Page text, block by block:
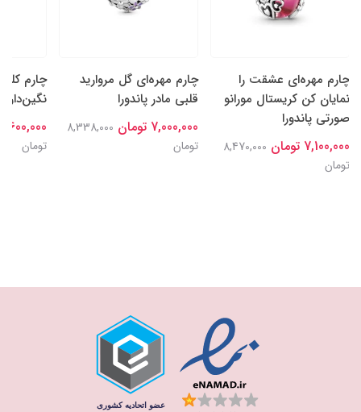
چارم مهره‌ای عشقت را
نمایان کن کریستال مورانو
صورتی پاندورا
7,100,000 تومان
8,470,000
تومان
چارم مهره‌ای گل‌ مروارید
قلبی مادر پاندورا
7,000,000 تومان
8,338,000
تومان
چارم
نگین‌دار
7,600,000
تومان